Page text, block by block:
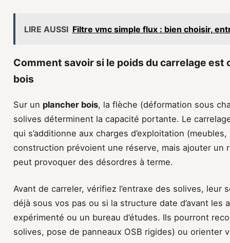
LIRE AUSSI Filtre vmc simple flux : bien choisir,
Comment savoir si le poids du carrelage est
bois
Sur un plancher bois, la flèche (déformation sous
solives déterminent la capacité portante. Le
qui s’additionne aux charges d’exploitation
construction prévoient une réserve, mais ajouter un
peut provoquer des désordres à terme.
Avant de carreler, vérifiez l’entraxe des solives,
déjà sous vos pas ou si la structure date d’avant les
expérimenté ou un bureau d’études. Ils pourront
solives, pose de panneaux OSB rigides) ou orienter